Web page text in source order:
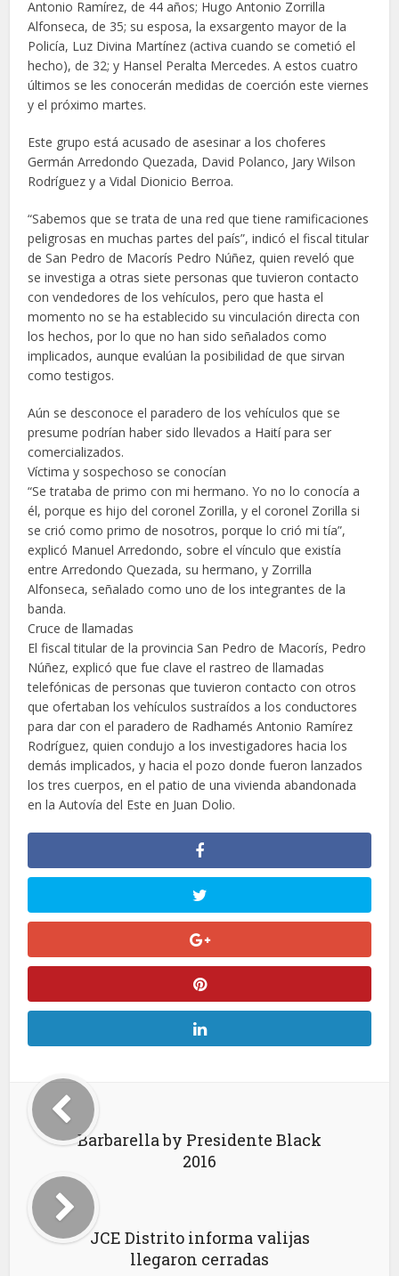
Antonio Ramírez, de 44 años; Hugo Antonio Zorrilla
Alfonseca, de 35; su esposa, la exsargento mayor de la
Policía, Luz Divina Martínez (activa cuando se cometió el
hecho), de 32; y Hansel Peralta Mercedes. A estos cuatro
últimos se les conocerán medidas de coerción este viernes
y el próximo martes.
Este grupo está acusado de asesinar a los choferes
Germán Arredondo Quezada, David Polanco, Jary Wilson
Rodríguez y a Vidal Dionicio Berroa.
“Sabemos que se trata de una red que tiene ramificaciones
peligrosas en muchas partes del país”, indicó el fiscal titular
de San Pedro de Macorís Pedro Núñez, quien reveló que
se investiga a otras siete personas que tuvieron contacto
con vendedores de los vehículos, pero que hasta el
momento no se ha establecido su vinculación directa con
los hechos, por lo que no han sido señalados como
implicados, aunque evalúan la posibilidad de que sirvan
como testigos.
Aún se desconoce el paradero de los vehículos que se
presume podrían haber sido llevados a Haití para ser
comercializados.
Víctima y sospechoso se conocían
“Se trataba de primo con mi hermano. Yo no lo conocía a
él, porque es hijo del coronel Zorilla, y el coronel Zorilla si
se crió como primo de nosotros, porque lo crió mi tía”,
explicó Manuel Arredondo, sobre el vínculo que existía
entre Arredondo Quezada, su hermano, y Zorrilla
Alfonseca, señalado como uno de los integrantes de la
banda.
Cruce de llamadas
El fiscal titular de la provincia San Pedro de Macorís, Pedro
Núñez, explicó que fue clave el rastreo de llamadas
telefónicas de personas que tuvieron contacto con otros
que ofertaban los vehículos sustraídos a los conductores
para dar con el paradero de Radhamés Antonio Ramírez
Rodríguez, quien condujo a los investigadores hacia los
demás implicados, y hacia el pozo donde fueron lanzados
los tres cuerpos, en el patio de una vivienda abandonada
en la Autovía del Este en Juan Dolio.
Barbarella by Presidente Black
2016
JCE Distrito informa valijas
llegaron cerradas